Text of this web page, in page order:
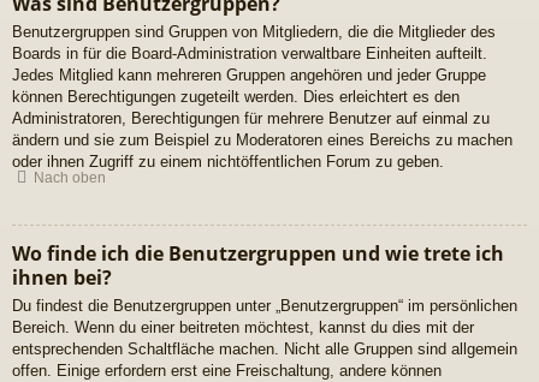
Benutzergruppen sind Gruppen von Mitgliedern, die die Mitglieder des
Boards in für die Board-Administration verwaltbare Einheiten aufteilt.
Jedes Mitglied kann mehreren Gruppen angehören und jeder Gruppe
können Berechtigungen zugeteilt werden. Dies erleichtert es den
Administratoren, Berechtigungen für mehrere Benutzer auf einmal zu
ändern und sie zum Beispiel zu Moderatoren eines Bereichs zu machen
oder ihnen Zugriff zu einem nichtöffentlichen Forum zu geben.
Nach oben
Wo finde ich die Benutzergruppen und wie trete ich
ihnen bei?
Du findest die Benutzergruppen unter „Benutzergruppen“ im persönlichen
Bereich. Wenn du einer beitreten möchtest, kannst du dies mit der
entsprechenden Schaltfläche machen. Nicht alle Gruppen sind allgemein
offen. Einige erfordern erst eine Freischaltung, andere können